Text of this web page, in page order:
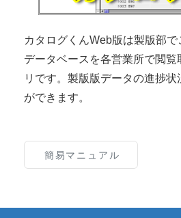
カタログくんWeb版は製版部
データベースを各営業所で閲
リです。製版版データの進捗状
ができます。
簡易マニュアル